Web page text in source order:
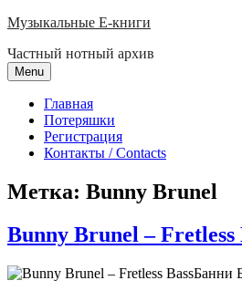
Skip
content
Музыкальные E-книги
Частный нотный архив
Menu
Главная
Потеряшки
Регистрация
Контакты / Contacts
Метка: Bunny Brunel
Bunny Brunel – Fretless
Банни